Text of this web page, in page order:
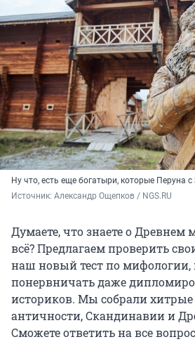
Ну что, есть еще богатыри, которые Перуна
Источник: Александр Ощепков / NGS.RU
Думаете, что знаете о Древнем
всё? Предлагаем проверить
наш новый тест по мифологии,
понервничать даже
историков. Мы собрали хитрые
античности, Скандинавии и
Сможете ответить на все